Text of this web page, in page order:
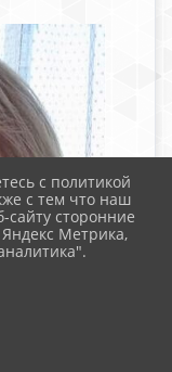
с политикой
с тем что наш
сайту сторонние
Метрика,